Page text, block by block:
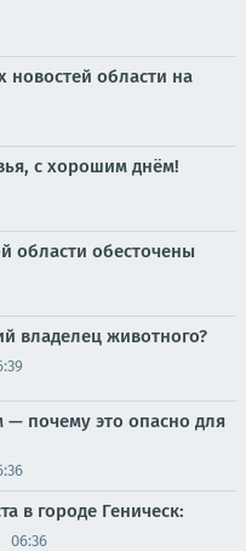
новостей области на
с хорошим днём!
области обесточены
владелец животного?
почему это опасно для
в городе Геническ:
06:36